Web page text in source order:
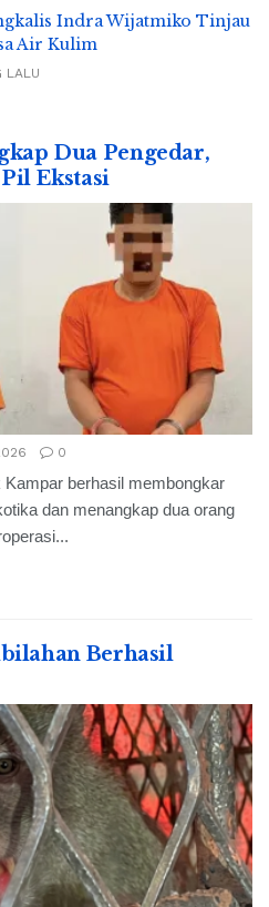
Indra Wijatmiko Tinjau
Air Kulim
LALU
Dua Pengedar,
Ekstasi
0
berhasil membongkar
dan menangkap dua orang
Berhasil